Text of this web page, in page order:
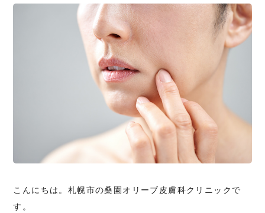
こんにちは。札幌市の桑園オリーブ皮膚科クリニックで
す。